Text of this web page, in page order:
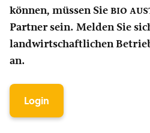
können, müssen Sie bio
Partner sein. Melden Sie
landwirtschaftlichen
an.
Login